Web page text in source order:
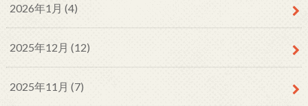
2026年1月 (4)
2025年12月 (12)
2025年11月 (7)